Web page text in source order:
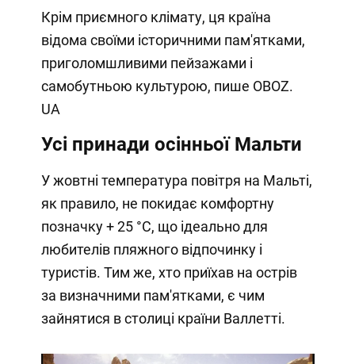
Крім приємного клімату, ця країна
відома своїми історичними пам'ятками,
приголомшливими пейзажами і
самобутньою культурою, пише OBOZ.
UA
Усі принади осінньої Мальти
У жовтні температура повітря на Мальті,
як правило, не покидає комфортну
позначку + 25 °C, що ідеально для
любителів пляжного відпочинку і
туристів. Тим же, хто приїхав на острів
за визначними пам'ятками, є чим
зайнятися в столиці країни Валлетті.